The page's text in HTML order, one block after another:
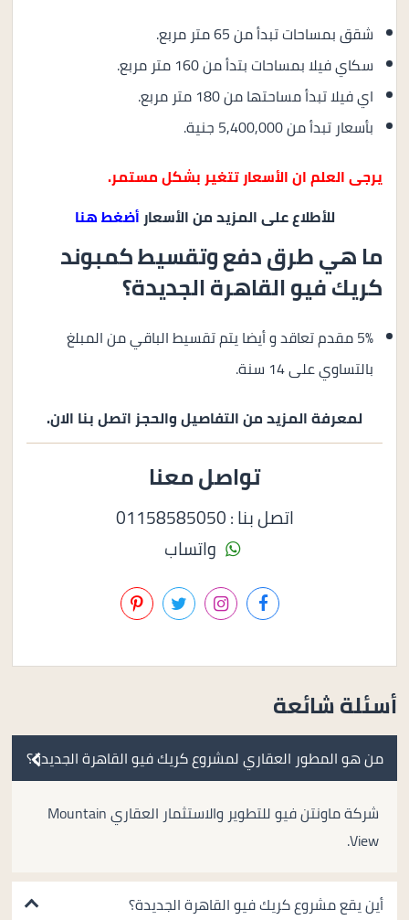
شقق بمساحات تبدأ من 65 متر مربع.
سكاي فيلا بمساحات بتدأ من 160 متر مربع.
اي فيلا تبدأ مساحتها من 180 متر مربع.
بأسعار تبدأ من 5,400,000 جنية.
يرجى العلم ان الأسعار تتغير بشكل مستمر.
للأطلاع على المزيد من الأسعارأضغط هنا
ما هي طرق دفع وتقسيط كمبوند
كريك فيو القاهرة الجديدة؟
5% مقدم تعاقد و أيضا يتم تقسيط الباقي من المبلغ
بالتساوي على 14 سنة.
لمعرفة المزيد من التفاصيل والحجز اتصل بنا الان.
تواصل معنا
اتصل بنا : 01158585050
واتساب
أسئلة شائعة
من هو المطور العقاري لمشروع كريك فيو القاهرة الجديدة؟
شركة ماونتن فيو للتطوير والاستثمار العقاري Mountain
View.
أين يقع مشروع كريك فيو القاهرة الجديدة؟